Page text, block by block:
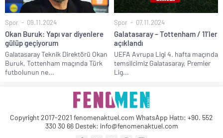
Spor 09.11.2024
Okan Buruk: Yapı var diyenlere
gülüp geçiyorum
Galatasaray Teknik Direktörü Okan
Buruk, Tottenham maçında Türk
futbolunun ne...
Spor 07.11.2024
Galatasaray – Tottenham / 11’ler
açıklandı
UEFA Avrupa Ligi 4. hafta maçında
temsilcimiz Galatasaray, Premier
Lig...
Copyright 2017-2021 fenomenaktuel.com WhatsApp Hattı: +90. 552
330 30 66 Destek: info@fenomenaktuel.com